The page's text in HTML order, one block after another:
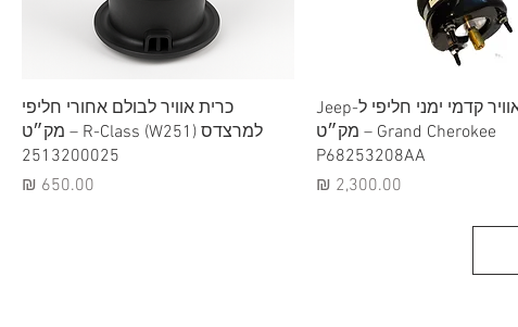
תצוגה מהירה
בולם אוויר קדמי ימני חליפי ל-Jeep
Grand Cherokee – מק״ט
P68253208AA
מחיר
תצוגה מהירה
כרית אוויר לבולם אחורי חליפי
למרצדס R-Class (W251) – מק״ט
2513200025
מחיר